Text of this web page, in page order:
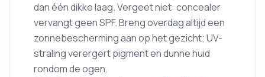
dan één dikke laag. Vergeet niet: concealer
vervangt geen SPF. Breng overdag altijd een
zonnebescherming aan op het gezicht; UV-
straling verergert pigment en dunne huid
rondom de ogen.